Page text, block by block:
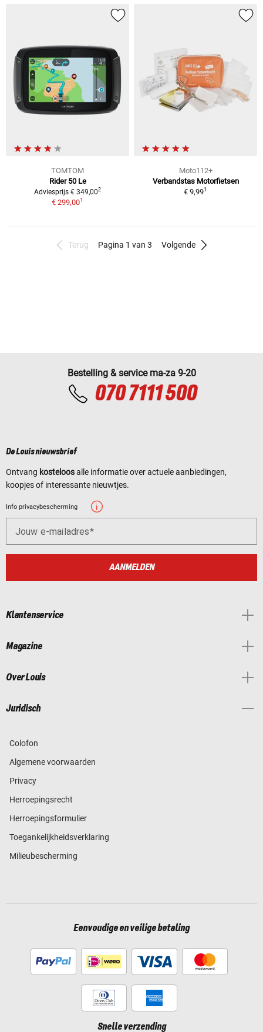
TOMTOM
Rider 50 Le
Adviesprijs € 349,002
€ 299,001
Moto112+
Verbandstas Motorfietsen
€ 9,991
Terug Pagina 1 van 3 Volgende
Bestelling & service ma-za 9-20
070 7111 500
De Louis nieuwsbrief
Ontvang kosteloosalle informatie over actuele aanbiedingen,
koopjes of interessante nieuwtjes.
Info privacybescherming
Jouw e-mailadres
AANMELDEN
Klantenservice
Magazine
Over Louis
Juridisch
Colofon
Algemene voorwaarden
Privacy
Herroepingsrecht
Herroepingsformulier
Toegankelijkheidsverklaring
Milieubescherming
Eenvoudige en veilige betaling
Snelle verzending